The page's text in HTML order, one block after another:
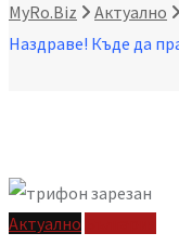
MyRo.Biz
Aктуално
Наздраве! Къде да
Aктуално